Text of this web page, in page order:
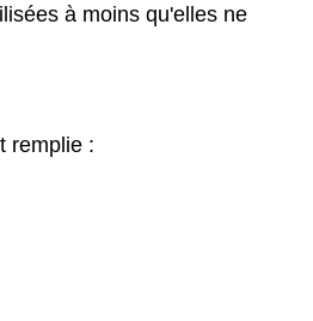
à moins qu'elles ne
remplie :